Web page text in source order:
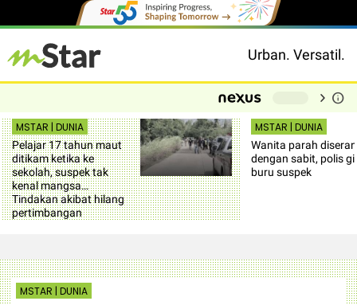
Urban. Versatil.
chevron_right info
MSTAR | DUNIA
Pelajar 17 tahun maut
ditikam ketika ke
sekolah, suspek tak
kenal mangsa…
Tindakan akibat hilang
pertimbangan
MSTAR | DUNIA
Wanita parah
dengan sabit, polis
buru suspek
MSTAR | DUNIA